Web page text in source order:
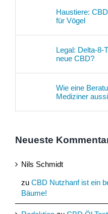
Haustiere:
für Vögel
Legal: Delta-8-
neue CBD?
Wie eine
Mediziner
Neueste
Nils Schmidt
zu CBD Nutzhanf ist ein
Bäume!